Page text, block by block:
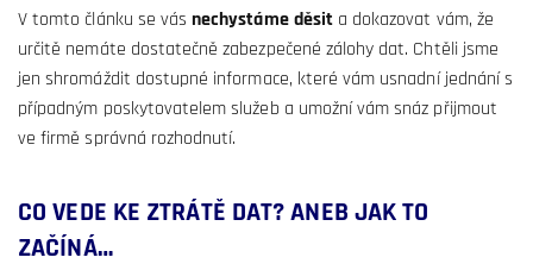
V tomto článku se vásnechystáme děsita dokazovat vám, že
určitě nemáte dostatečně zabezpečené zálohy dat. Chtěli jsme
jen shromáždit dostupné informace, které vám usnadní jednání s
případným poskytovatelem služeb a umožní vám snáz přijmout
ve firmě správná rozhodnutí.
CO VEDE KE ZTRÁTĚ DAT? ANEB JAK TO
ZAČÍNÁ…